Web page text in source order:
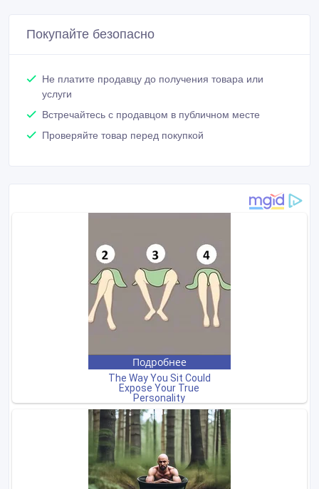
Покупайте безопасно
Не платите продавцу до получения товара или
услуги
Встречайтесь с продавцом в публичном месте
Проверяйте товар перед покупкой